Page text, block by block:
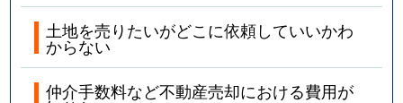
土地を売りたいがどこに依頼していいかわ
からない
仲介手数料など不動産売却における費用が